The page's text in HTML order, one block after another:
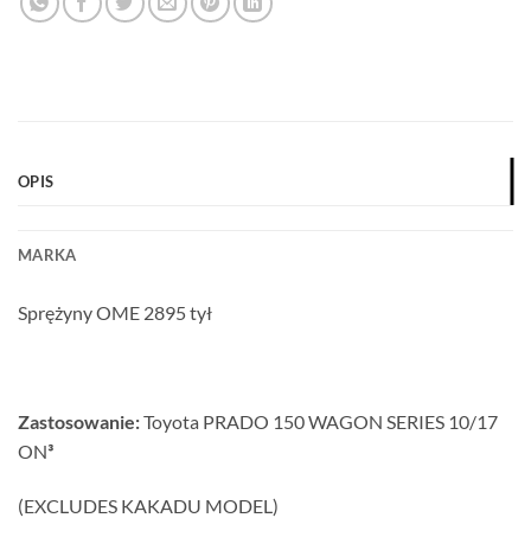
OPIS
MARKA
Sprężyny OME 2895 tył
Zastosowanie:Toyota PRADO 150 WAGON SERIES 10/17
ON³
(EXCLUDES KAKADU MODEL)